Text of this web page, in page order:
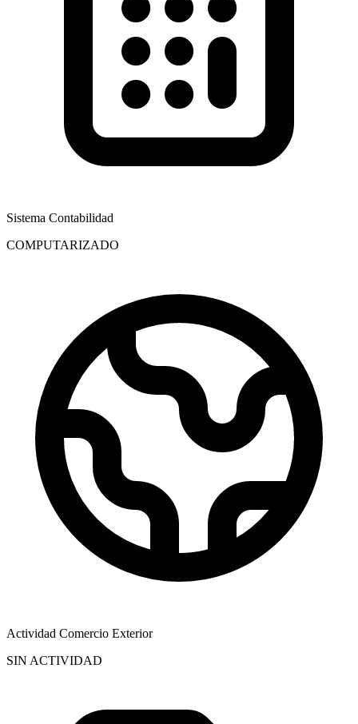
Sistema Contabilidad
COMPUTARIZADO
Actividad Comercio Exterior
SIN ACTIVIDAD